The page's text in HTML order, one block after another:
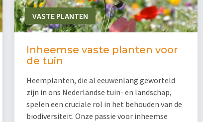
VASTE PLANTEN
Inheemse vaste planten voor
de tuin
Heemplanten, die al eeuwenlang geworteld
zijn in ons Nederlandse tuin- en landschap,
spelen een cruciale rol in het behouden van de
biodiversiteit. Onze passie voor inheemse